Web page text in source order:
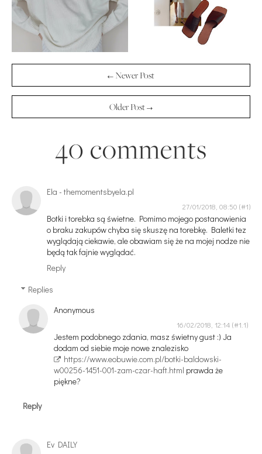
← Newer Post
Older Post →
40 comments
Ela - themomentsbyela.pl
27/01/2018, 08:50
Botki i torebka są świetne. Pomimo mojego postanowienia
o braku zakupów chyba się skuszę na torebkę. Baletki tez
wyglądają ciekawie, ale obawiam się że na mojej nodze nie
będą tak fajnie wyglądać.
Reply
Replies
Anonymous
16/02/2018, 12:14
Jestem podobnego zdania, masz świetny gust :) Ja
dodam od siebie moje nowe znalezisko
https://www.eobuwie.com.pl/botki-baldowski-
w00256-1451-001-zam-czar-haft.html prawda że
piękne?
Reply
Ev DAILY